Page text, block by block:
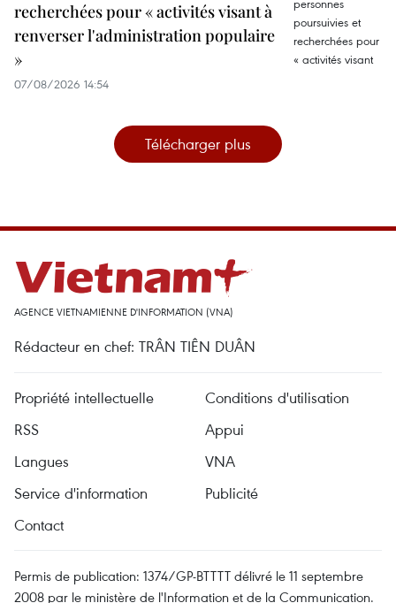
recherchées pour « activités visant à
renverser l'administration populaire
»
07/08/2026 14:54
Télécharger plus
AGENCE VIETNAMIENNE D'INFORMATION (VNA)
Rédacteur en chef: TRÂN TIÊN DUÂN
Propriété intellectuelle
Conditions d'utilisation
RSS
Appui
Langues
VNA
Service d'information
Publicité
Contact
Permis de publication: 1374/GP-BTTTT délivré le 11 septembre
2008 par le ministère de l'Information et de la Communication.